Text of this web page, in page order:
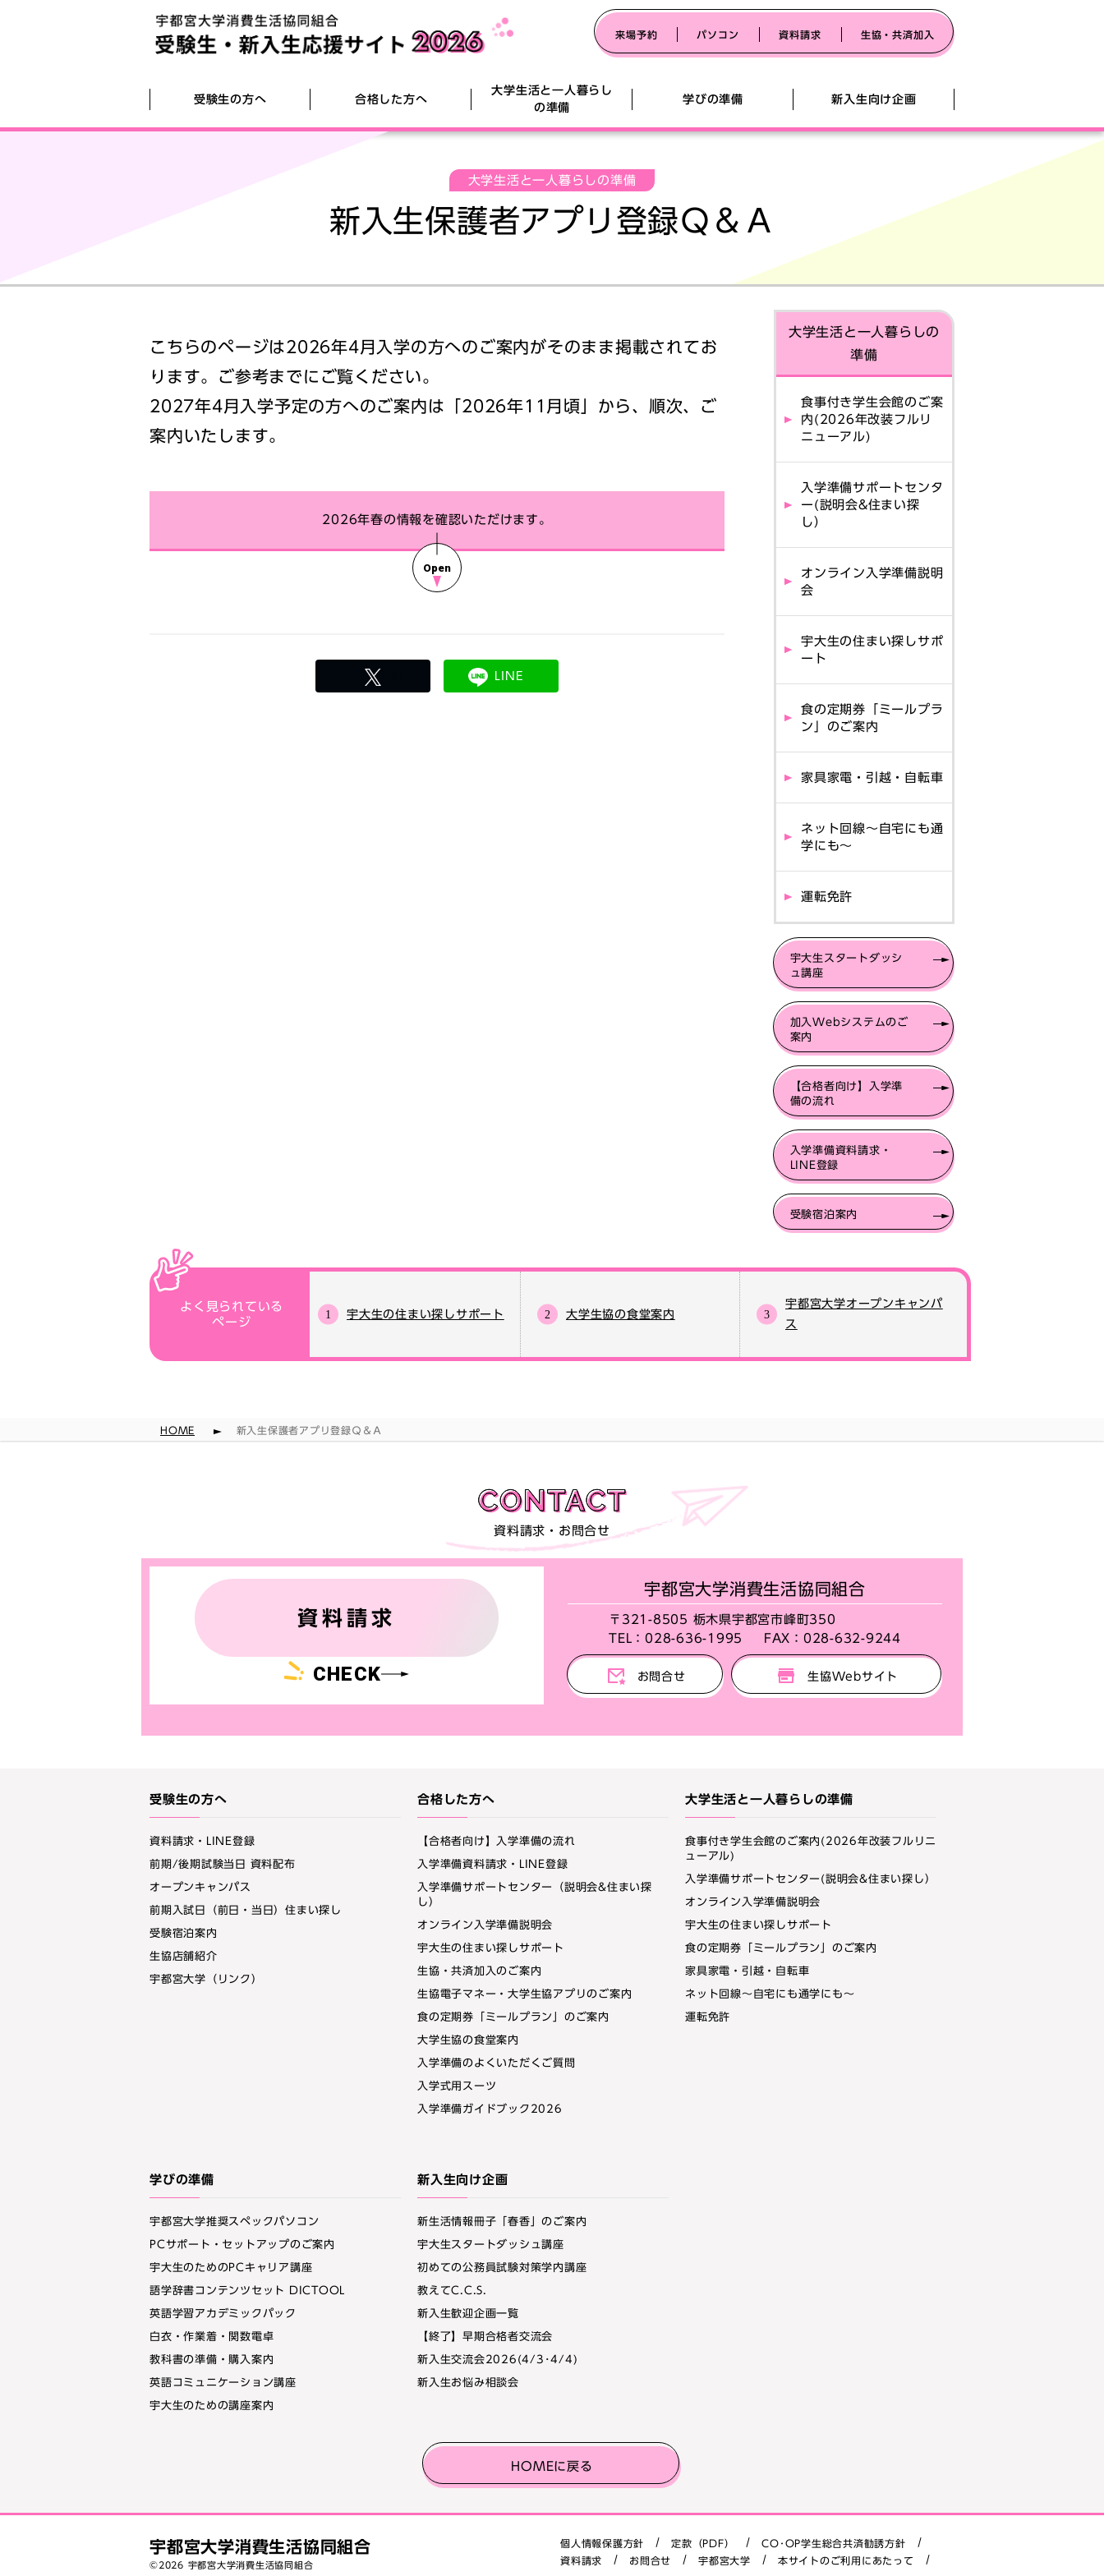
来場予約 パソコン 資料請求 生協・共済加入
受験生の方へ
前期/後期試験当日 資料配布 オープンキャンパス
宇都宮大学（リンク）
合格した方へ
入学準備資料請求・LINE登録
入学準備サポートセンター（説明会&住まい探
し）
生協・共済加入のご案内
入学準備のよくいただくご質問 入学式用スーツ 入学準備ガイドブック2026
大学生活と一人暮らし
の準備
食事付き学生会館のご案内(2026年改装フル
入学準備サポートセンター(説明会&住まい探
し）
オンライン入学準備説明会
家具家電・引越・自転車
学びの準備
PCサポート・セットアップのご案内 宇大生のためのPCキャリア講座
教科書の準備・購入案内 英語コミュニケーション講座 宇大生のための講座案内
新入生向け企画
宇大生スタートダッシュ講座 初めての公務員試験対策学内講座
【終了】早期合格者交流会
新入生交流会2026(4/3･4/4) 新入生お悩み相談会
大学生活と一人暮らしの準備
新入生保護者アプリ登録Ｑ＆Ａ
こちらのページは2026年4月入学の方へのご案内がそのまま掲載されてお
ります。ご参考までにご覧ください。
2027年4月入学予定の方へのご案内は「2026年11月頃」から、順次、ご
案内いたします。
2026年春の情報を確認いただけます。
Twitter LINE
大学生活と一人暮らしの
準備
食事付き学生会館のご案
内(2026年改装フルリ
ニューアル)
入学準備サポートセンタ
ー(説明会&住まい探
し）
オンライン入学準備説明
会
宇大生の住まい探しサポ
ート
食の定期券「ミールプラ
ン」のご案内
家具家電・引越・自転車
ネット回線～自宅にも通
学にも～
運転免許
宇大生スタートダッシ
ュ講座
加入Webシステムのご
案内
【合格者向け】入学準
備の流れ
入学準備資料請求・
LINE登録
受験宿泊案内
よく見られている
ページ
宇大生の住まい探しサポート 大学生協の食堂案内
宇都宮大学オープンキャンパ
ス
HOME 新入生保護者アプリ登録Ｑ＆Ａ
資料請求・お問合せ
資料請求
CHECK
宇都宮大学消費生活協同組合
〒321-8505 栃木県宇都宮市峰町350
TEL： 028-636-1995 FAX： 028-632-9244
お問合せ 生協Webサイト
受験生の方へ
資料請求・LINE登録
前期/後期試験当日 資料配布
オープンキャンパス
前期入試日（前日・当日）住まい探し
受験宿泊案内
生協店舗紹介
宇都宮大学（リンク）
合格した方へ
【合格者向け】入学準備の流れ
入学準備資料請求・LINE登録
入学準備サポートセンター（説明会&住まい探
し）
オンライン入学準備説明会
宇大生の住まい探しサポート
生協・共済加入のご案内
生協電子マネー・大学生協アプリのご案内
食の定期券「ミールプラン」のご案内
大学生協の食堂案内
入学準備のよくいただくご質問
入学式用スーツ
入学準備ガイドブック2026
大学生活と一人暮らしの準備
食事付き学生会館のご案内(2026年改装フルリニ
ューアル)
入学準備サポートセンター(説明会&住まい探し）
オンライン入学準備説明会
宇大生の住まい探しサポート
食の定期券「ミールプラン」のご案内
家具家電・引越・自転車
ネット回線～自宅にも通学にも～
運転免許
学びの準備
宇都宮大学推奨スペックパソコン
PCサポート・セットアップのご案内
宇大生のためのPCキャリア講座
語学辞書コンテンツセット DICTOOL
英語学習アカデミックパック
白衣・作業着・関数電卓
教科書の準備・購入案内
英語コミュニケーション講座
宇大生のための講座案内
新入生向け企画
新生活情報冊子「春香」のご案内
宇大生スタートダッシュ講座
初めての公務員試験対策学内講座
教えてC.C.S.
新入生歓迎企画一覧
【終了】早期合格者交流会
新入生交流会2026(4/3･4/4)
新入生お悩み相談会
HOMEに戻る
宇都宮大学消費生活協同組合
©2026 宇都宮大学消費生活協同組合
個人情報保護方針 定款（PDF）
CO･OP学生総合共済勧誘方針
資料請求
お問合せ 宇都宮大学 本サイトのご利用にあたって